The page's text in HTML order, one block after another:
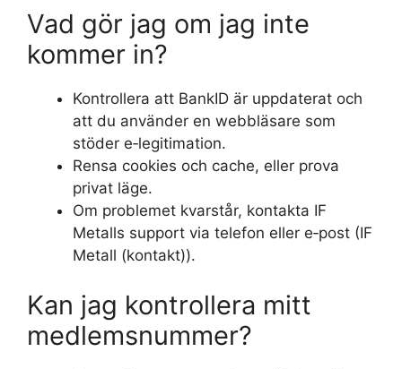
Vad gör jag om jag inte
kommer in?
Kontrollera att BankID är uppdaterat och
att du använder en webbläsare som
stöder e‑legitimation.
Rensa cookies och cache, eller prova
privat läge.
Om problemet kvarstår, kontakta IF
Metalls support via telefon eller e‑post (IF
Metall (kontakt)).
Kan jag kontrollera mitt
medlemsnummer?